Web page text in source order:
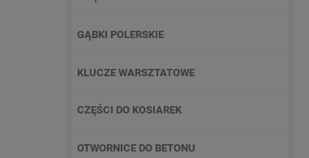
GĄBKI POLERSKIE
KLUCZE WARSZTATOWE
CZĘŚCI DO KOSIAREK
OTWORNICE DO BETONU